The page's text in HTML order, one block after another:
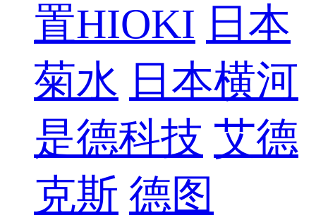
置HIOKI 日本
菊水 日本横河
是德科技 艾德
克斯 德图